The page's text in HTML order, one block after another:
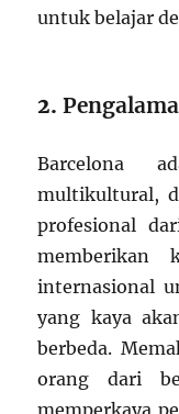
untuk belajar
2.
Barcelona
multikultural,
profesional
memberikan
internasional
yang kaya
berbeda.
orang dari
memperkaya